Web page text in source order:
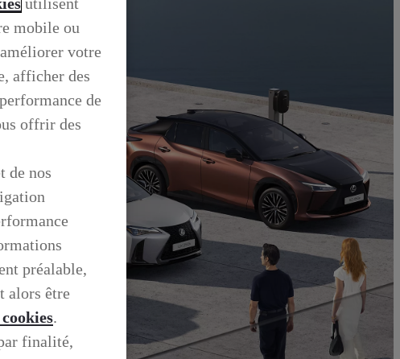
mobile ou
votre
afficher des
de
offrir des
de nos
préalable,
alors être
.
finalité,